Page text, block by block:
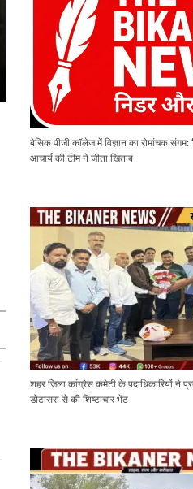
बेसिक पीजी कॉलेज में विज्ञान का रोमांचक
आचार्य की टीम ने जीता खिताब
शहर जिला कांग्रेस कमेटी के पदाधिकारियों ने
डोटासरा से की शिष्टाचार भेंट